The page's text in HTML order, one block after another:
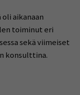
aikanaan
toiminut eri
sekä viimeiset
konsulttina.